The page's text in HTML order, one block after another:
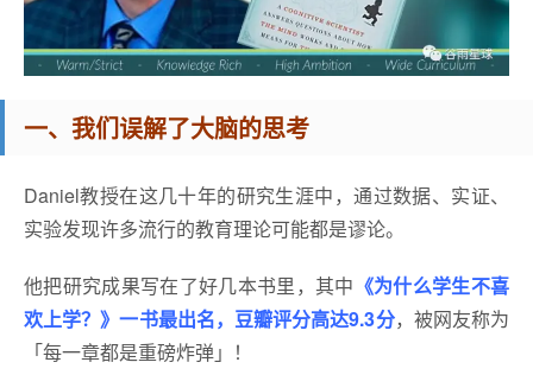
一、我们误解了大脑的思考
Daniel教授在这几十年的研究生涯中，通过数据、实证、
实验发现许多流行的教育理论可能都是谬论。
他把研究成果写在了好几本书里，其中 《为什么学生不喜
欢上学？》一书最出名，豆瓣评分高达9.3分，被网友称为
「每一章都是重磅炸弹」！